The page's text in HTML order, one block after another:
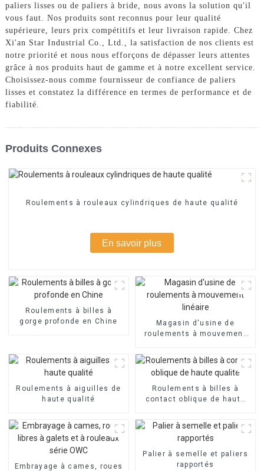
paliers lisses ou de paliers à bride, nous avons la solution qu'il
vous faut. Nos produits sont reconnus pour leur qualité
supérieure, leurs prix compétitifs et leur livraison rapide. Chez
Xi'an Star Industrial Co., Ltd., la satisfaction de nos clients est
notre priorité et nous nous efforçons de dépasser leurs attentes
grâce à nos produits haut de gamme et à notre excellent service.
Choisissez-nous comme fournisseur de confiance de paliers
lisses et constatez la différence en termes de performance et de
fiabilité.
Produits Connexes
Roulements à rouleaux cylindriques de haute qualité
En savoir plus
Roulements à billes à
gorge profonde en Chine
Magasin d'usine de
roulements à mouvement
Roulements à aiguilles de
haute qualité
Roulements à billes à
contact oblique de haute
Embrayage à cames, roues
Palier à semelle et paliers
rapportés